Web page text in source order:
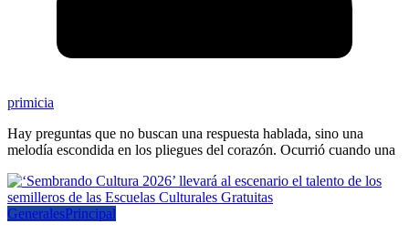
primicia
Hay preguntas que no buscan una respuesta hablada, sino una
melodía escondida en los pliegues del corazón. Ocurrió cuando una
GeneralesPrincipal